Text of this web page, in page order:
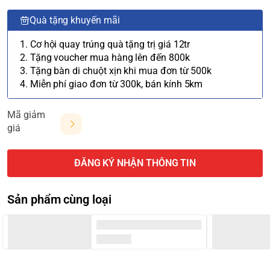
Quà tặng khuyến mãi
1. Cơ hội quay trúng quà tặng trị giá 12tr
2. Tặng voucher mua hàng lên đến 800k
3. Tặng bàn di chuột xịn khi mua đơn từ 500k
4. Miễn phí giao đơn từ 300k, bán kính 5km
Mã giảm
giá
ĐĂNG KÝ NHẬN THÔNG TIN
Sản phẩm cùng loại